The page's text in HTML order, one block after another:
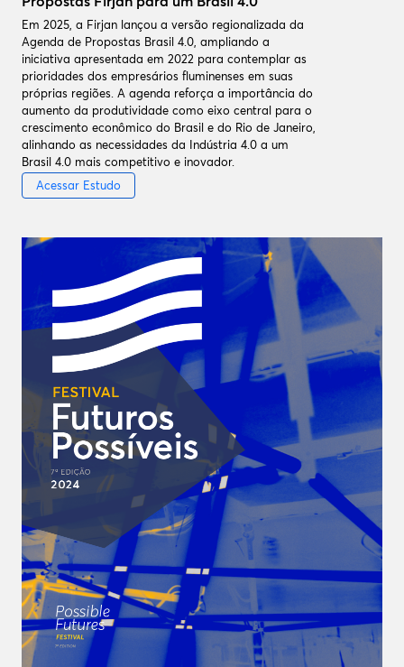
Em 2025, a Firjan lançou a versão regionalizada da
Agenda de Propostas Brasil 4.0, ampliando a
iniciativa apresentada em 2022 para contemplar as
prioridades dos empresários fluminenses em suas
próprias regiões. A agenda reforça a importância do
aumento da produtividade como eixo central para o
crescimento econômico do Brasil e do Rio de Janeiro,
alinhando as necessidades da Indústria 4.0 a um
Brasil 4.0 mais competitivo e inovador.
Acessar Estudo